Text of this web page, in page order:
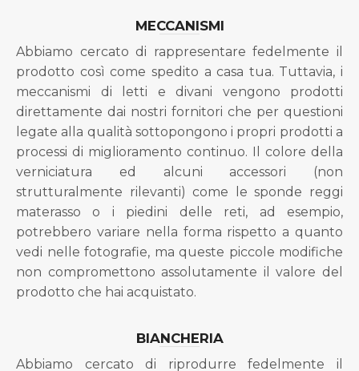
MECCANISMI
Abbiamo cercato di rappresentare fedelmente il
prodotto così come spedito a casa tua. Tuttavia, i
meccanismi di letti e divani vengono prodotti
direttamente dai nostri fornitori che per questioni
legate alla qualità sottopongono i propri prodotti a
processi di miglioramento continuo. Il colore della
verniciatura ed alcuni accessori (non
strutturalmente rilevanti) come le sponde reggi
materasso o i piedini delle reti, ad esempio,
potrebbero variare nella forma rispetto a quanto
vedi nelle fotografie, ma queste piccole modifiche
non compromettono assolutamente il valore del
prodotto che hai acquistato.
BIANCHERIA
Abbiamo cercato di riprodurre fedelmente il